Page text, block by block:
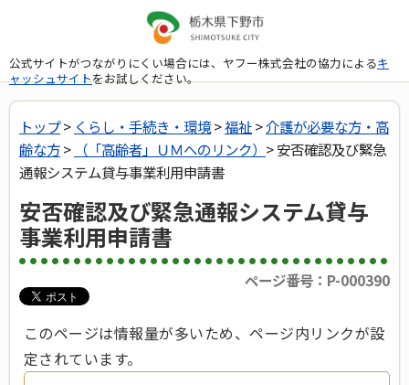
公式サイトがつながりにくい場合には、ヤフー株式会社の協力によるキ
ャッシュサイトをお試しください。
トップ> くらし・手続き・環境>福祉>介護が必要な方・高
齢な方> （「高齢者」ＵＭへのリンク） > 安否確認及び緊急
通報システム貸与事業利用申請書
安否確認及び緊急通報システム貸与
事業利用申請書
ページ番号：P-000390
このページは情報量が多いため、ページ内リンクが設
定されています。